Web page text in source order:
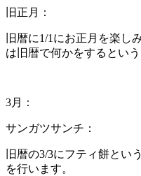
旧正月：
旧暦に1/1にお正月を楽し
は旧暦で何かをするとい
3月：
サンガツサンチ：
旧暦の3/3にフティ餅とい
を行います。